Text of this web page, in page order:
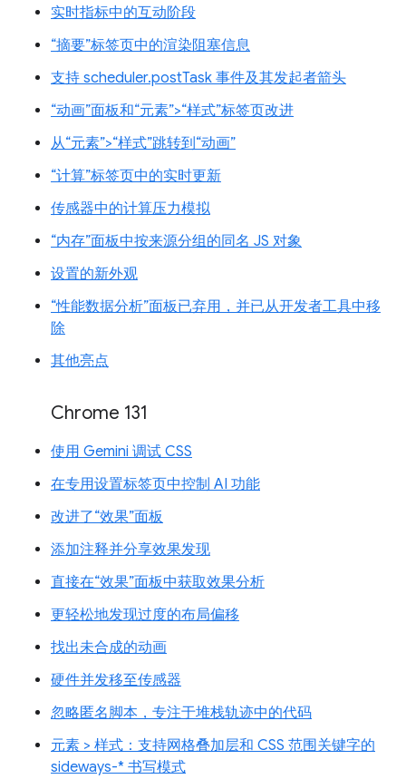
实时指标中的互动阶段
“摘要”标签页中的渲染阻塞信息
支持 scheduler.postTask 事件及其发起者箭头
“动画”面板和“元素”>“样式”标签页改进
从“元素”>“样式”跳转到“动画”
“计算”标签页中的实时更新
传感器中的计算压力模拟
“内存”面板中按来源分组的同名 JS 对象
设置的新外观
“性能数据分析”面板已弃用，并已从开发者工具中移
除
其他亮点
Chrome 131
使用 Gemini 调试 CSS
在专用设置标签页中控制 AI 功能
改进了“效果”面板
添加注释并分享效果发现
直接在“效果”面板中获取效果分析
更轻松地发现过度的布局偏移
找出未合成的动画
硬件并发移至传感器
忽略匿名脚本，专注于堆栈轨迹中的代码
元素 > 样式：支持网格叠加层和 CSS 范围关键字的
sideways-* 书写模式